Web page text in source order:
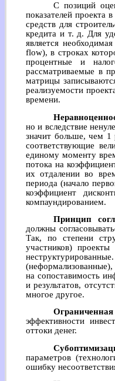
С позиций
показателей проекта
средств для
кредита и т. д. Для
является
flow), в строках
процентные и
рассматриваемые в
матрицы
реализуемости
времени.
но и вследствие
значит больше, чем 1
соответствующие
единому моменту
потока на
их отдалении во
периода (начало
коэффициент
компаундированием.
Принцип
должны
Так, по степени
участников)
на сопоставимость
и результатов,
многое другое.
эффективности
оттоки денег.
параметров
ошибку